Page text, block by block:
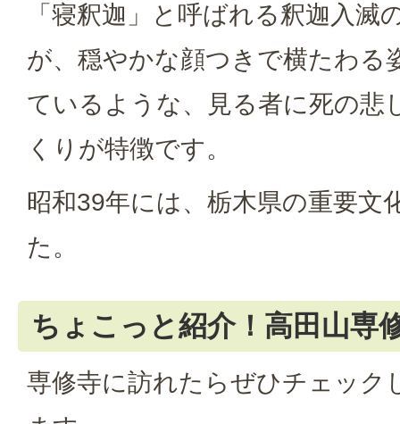
「寝釈迦」と呼ばれる釈迦入滅
が、穏やかな顔つきで横たわる
ているような、見る者に死の悲
くりが特徴です。
昭和39年には、栃木県の重要文
た。
ちょこっと紹介！高田山専
専修寺に訪れたらぜひチェック